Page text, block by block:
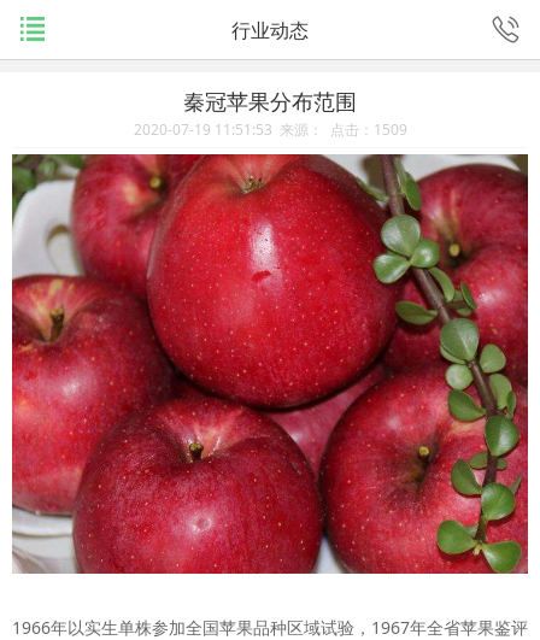
行业动态
秦冠苹果分布范围
2020-07-19 11:51:53 来源： 点击： 1509
1966年以实生单株参加全国苹果品种区域试验，1967年全省苹果鉴评